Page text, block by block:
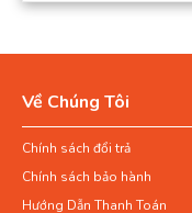
Về Chúng Tôi
Chính sách đổi trả
Chính sách bảo hành
Hướng Dẫn Thanh Toán